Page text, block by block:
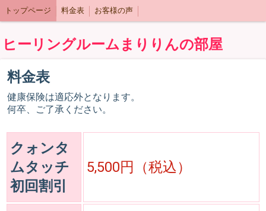
トップページ 料金表 お客様の声
ヒーリングルームまりりんの部屋
料金表
健康保険は適応外となります。
何卒、ご了承ください。
クォンタ
ムタッチ
初回割引
5,500円（税込）